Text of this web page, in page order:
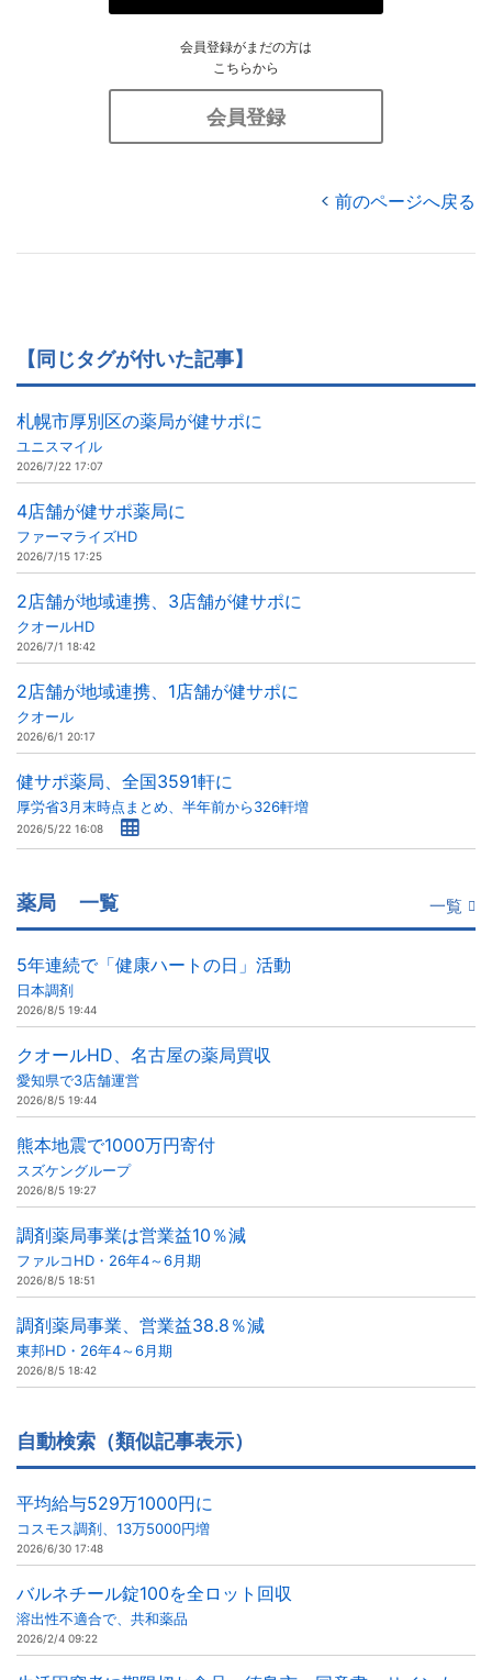
会員登録がまだの方は
こちらから
会員登録
前のページへ戻る
【同じタグが付いた記事】
札幌市厚別区の薬局が健サポに
ユニスマイル
2026/7/22 17:07
4店舗が健サポ薬局に
ファーマライズHD
2026/7/15 17:25
2店舗が地域連携、3店舗が健サポに
クオールHD
2026/7/1 18:42
2店舗が地域連携、1店舗が健サポに
クオール
2026/6/1 20:17
健サポ薬局、全国3591軒に
厚労省3月末時点まとめ、半年前から326軒増
2026/5/22 16:08
薬局 一覧 一覧
5年連続で「健康ハートの日」活動
日本調剤
2026/8/5 19:44
クオールHD、名古屋の薬局買収
愛知県で3店舗運営
2026/8/5 19:44
熊本地震で1000万円寄付
スズケングループ
2026/8/5 19:27
調剤薬局事業は営業益10％減
ファルコHD・26年4～6月期
2026/8/5 18:51
調剤薬局事業、営業益38.8％減
東邦HD・26年4～6月期
2026/8/5 18:42
自動検索（類似記事表示）
平均給与529万1000円に
コスモス調剤、13万5000円増
2026/6/30 17:48
バルネチール錠100を全ロット回収
溶出性不適合で、共和薬品
2026/2/4 09:22